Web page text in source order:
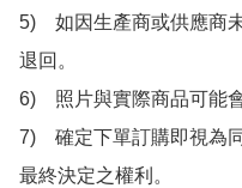
5)　如因生產商或供應商
退回。
6)　照片與實際商品可能
7)　確定下單訂購即視為
最終決定之權利。